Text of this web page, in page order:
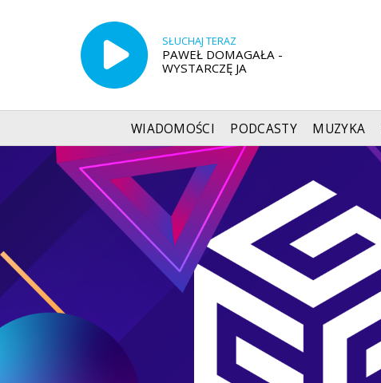
SŁUCHAJ TERAZ
PAWEŁ DOMAGAŁA -
WYSTARCZĘ JA
WIADOMOŚCI PODCASTY MUZYKA